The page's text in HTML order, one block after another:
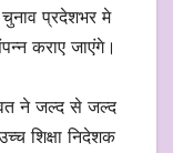
प्रदेशभर मे
कराए जाएंगे।
ने जल्द से जल्द
शिक्षा निदेशक